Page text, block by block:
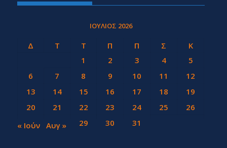
ΙΟΎΛΙΟΣ 2026
Δ Τ Τ Π Π Σ
Κ
1
2 3 4
5
6
7 8 9 10 11
12
13
14 15 16 17 18
19
20
21 22 23 24 25
26
27
28 29 30 31
« Ιούν Αυγ »